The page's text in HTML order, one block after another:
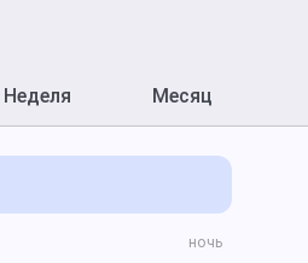
Неделя Месяц
ночь